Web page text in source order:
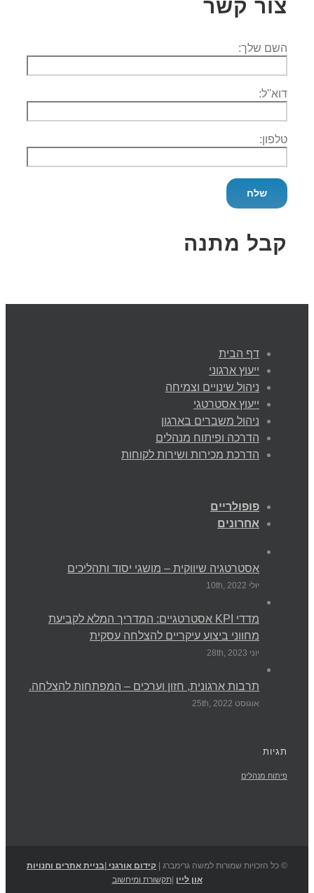
צור קשר
השם שלך:
דוא''ל:
טלפון:
קבל מתנה
דף הבית
ייעוץ ארגוני
ניהול שינויים וצמיחה
ייעוץ אסטרטגי
ניהול משברים בארגון
הדרכה ופיתוח מנהלים
הדרכת מכירות ושירות לקוחות
פופולריים
אחרונים
אסטרטגיה שיווקית – מושגי יסוד ותהליכים
יולי 10th, 2022
מדדי KPI אסטרטגיים: המדריך המלא לקביעת
מחווני ביצוע עיקריים להצלחה עסקית
יוני 28th, 2023
תרבות ארגונית, חזון וערכים – המפתחות להצלחה.
אוגוסט 25th, 2022
תגיות
פיתוח מנהלים
© כל הזכויות שמורות למשה גרימברג | קידום אורגני |בניית אתרים וחנויות
און ליין |תקשורת ומיחשוב